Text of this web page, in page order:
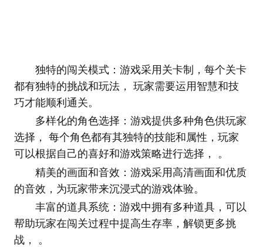
独特的闯关模式：游戏采用关卡制，每个关卡
都有独特的挑战和玩法， 玩家需要运用智慧和技
巧才能顺利通关。
多样化的角色选择：游戏提供多种角色供玩家
选择， 每个角色都有其独特的技能和属性，玩家
可以根据自己的喜好和游戏策略进行选择， 。
精美的画面和音效：游戏采用高清画面和优质
的音效，为玩家带来沉浸式的游戏体验。
丰富的道具系统：游戏中拥有多种道具，可以
帮助玩家在闯关过程中提高生存率，解锁更多挑
战， 。